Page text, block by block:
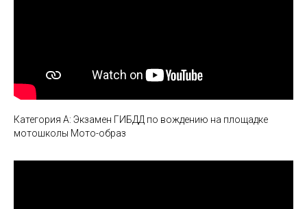
Категория А: Экзамен ГИБДД по вождению на площадке
мотошколы Мото-образ